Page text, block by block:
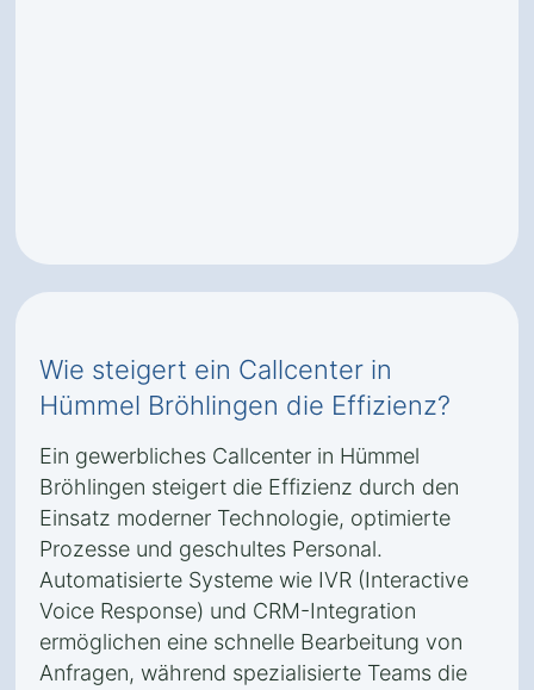
Wie steigert ein Callcenter in
Hümmel Bröhlingen die Effizienz?
Ein gewerbliches Callcenter in Hümmel
Bröhlingen steigert die Effizienz durch den
Einsatz moderner Technologie, optimierte
Prozesse und geschultes Personal.
Automatisierte Systeme wie IVR (Interactive
Voice Response) und CRM-Integration
ermöglichen eine schnelle Bearbeitung von
Anfragen, während spezialisierte Teams die